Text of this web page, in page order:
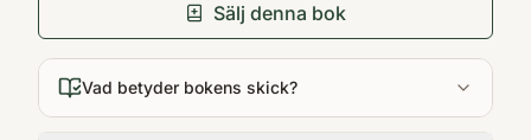
Sälj denna bok
Vad betyder bokens skick?